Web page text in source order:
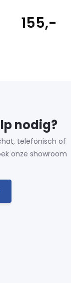
155,-
nodig?
telefonisch of
onze showroom